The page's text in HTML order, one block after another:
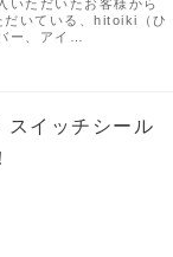
いただいたお客様から
だいている、hitoiki（ひ
ー、アイ…